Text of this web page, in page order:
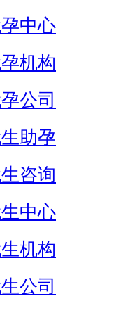
中心
机构
公司
助孕
咨询
中心
机构
公司